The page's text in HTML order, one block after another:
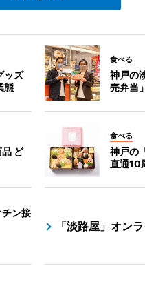
ッズ
態
食べる
神戸の
売弁当
ど
食べる
神戸の
直通10
ン接
「淡路屋」オン